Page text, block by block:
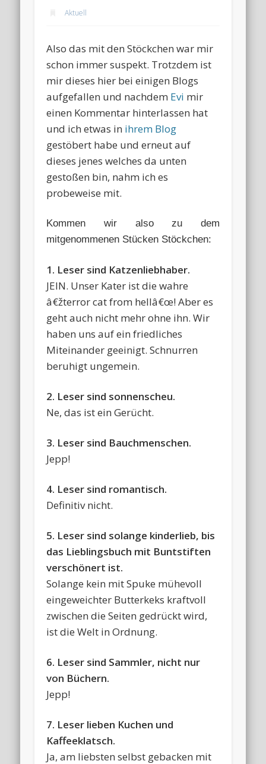
Aktuell
Also das mit den Stöckchen war mir
schon immer suspekt. Trotzdem ist
mir dieses hier bei einigen Blogs
aufgefallen und nachdem Evi mir
einen Kommentar hinterlassen hat
und ich etwas in ihrem Blog
gestöbert habe und erneut auf
dieses jenes welches da unten
gestoßen bin, nahm ich es
probeweise mit.
Kommen wir also zu dem
mitgenommenen Stücken Stöckchen:
1. Leser sind Katzenliebhaber.
JEIN. Unser Kater ist die wahre
â€žterror cat from hellâ€œ! Aber es
geht auch nicht mehr ohne ihn. Wir
haben uns auf ein friedliches
Miteinander geeinigt. Schnurren
beruhigt ungemein.
2. Leser sind sonnenscheu.
Ne, das ist ein Gerücht.
3. Leser sind Bauchmenschen.
Jepp!
4. Leser sind romantisch.
Definitiv nicht.
5. Leser sind solange kinderlieb, bis
das Lieblingsbuch mit Buntstiften
verschönert ist.
Solange kein mit Spuke mühevoll
eingeweichter Butterkeks kraftvoll
zwischen die Seiten gedrückt wird,
ist die Welt in Ordnung.
6. Leser sind Sammler, nicht nur
von Büchern.
Jepp!
7. Leser lieben Kuchen und
Kaffeeklatsch.
Ja, am liebsten selbst gebacken mit